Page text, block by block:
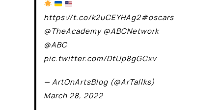
https://t.co/k2uCEYHAg2#oscars
@TheAcademy @ABCNetwork
@ABC
pic.twitter.com/DtUp8gGCxv
— ArtOnArtsBlog (@ArTallks)
March 28, 2022